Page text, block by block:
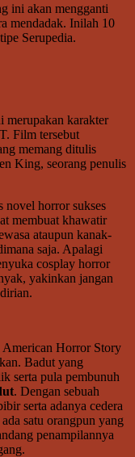
ini akan mengganti
mendadak. Inilah 10
Serupedia.
merupakan karakter
Film tersebut
memang ditulis
King, seorang penulis
novel horror sukses
membuat khawatir
ataupun kanak-
saja. Apalagi
cosplay horror
yakinkan jangan
American Horror Story
Badut yang
serta pula pembunuh
. Dengan sebuah
serta adanya cedera
satu orangpun yang
penampilannya